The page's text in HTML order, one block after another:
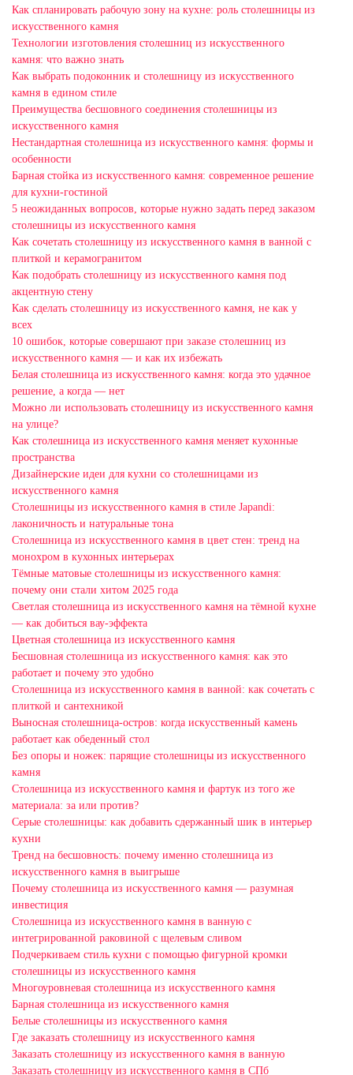
Как спланировать рабочую зону на кухне: роль столешницы из
искусственного камня
Технологии изготовления столешниц из искусственного
камня: что важно знать
Как выбрать подоконник и столешницу из искусственного
камня в едином стиле
Преимущества бесшовного соединения столешницы из
искусственного камня
Нестандартная столешница из искусственного камня: формы и
особенности
Барная стойка из искусственного камня: современное решение
для кухни-гостиной
5 неожиданных вопросов, которые нужно задать перед заказом
столешницы из искусственного камня
Как сочетать столешницу из искусственного камня в ванной с
плиткой и керамогранитом
Как подобрать столешницу из искусственного камня под
акцентную стену
Как сделать столешницу из искусственного камня, не как у
всех
10 ошибок, которые совершают при заказе столешниц из
искусственного камня — и как их избежать
Белая столешница из искусственного камня: когда это удачное
решение, а когда — нет
Можно ли использовать столешницу из искусственного камня
на улице?
Как столешница из искусственного камня меняет кухонные
пространства
Дизайнерские идеи для кухни со столешницами из
искусственного камня
Столешницы из искусственного камня в стиле Japandi:
лаконичность и натуральные тона
Столешница из искусственного камня в цвет стен: тренд на
монохром в кухонных интерьерах
Тёмные матовые столешницы из искусственного камня:
почему они стали хитом 2025 года
Светлая столешница из искусственного камня на тёмной кухне
— как добиться вау-эффекта
Цветная столешница из искусственного камня
Бесшовная столешница из искусственного камня: как это
работает и почему это удобно
Столешница из искусственного камня в ванной: как сочетать с
плиткой и сантехникой
Выносная столешница-остров: когда искусственный камень
работает как обеденный стол
Без опоры и ножек: парящие столешницы из искусственного
камня
Столешница из искусственного камня и фартук из того же
материала: за или против?
Серые столешницы: как добавить сдержанный шик в интерьер
кухни
Тренд на бесшовность: почему именно столешница из
искусственного камня в выигрыше
Почему столешница из искусственного камня — разумная
инвестиция
Столешница из искусственного камня в ванную с
интегрированной раковиной с щелевым сливом
Подчеркиваем стиль кухни с помощью фигурной кромки
столешницы из искусственного камня
Многоуровневая столешница из искусственного камня
Барная столешница из искусственного камня
Белые столешницы из искусственного камня
Где заказать столешницу из искусственного камня
Заказать столешницу из искусственного камня в ванную
Заказать столешницу из искусственного камня в СПб